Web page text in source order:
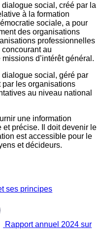
social, créé par la
à la formation
sociale, a pour
des organisations
professionnelles
au
d’intérêt général.
social, géré par
par les organisations
au niveau national
une information
précise. Il doit devenir le
est accessible pour le
et décideurs.
ses principes
Rapport annuel 2024 sur